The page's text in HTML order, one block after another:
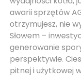
awarii sprzętów
otrzymujesz, nie
Słowem –
generowanie
perspektywie.
pitnej i użytkowej